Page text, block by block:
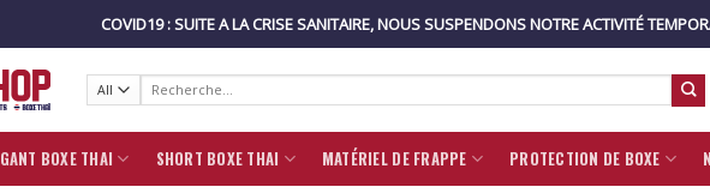
COVID19 : SUITE A LA CRISE SANITAIRE, NOUS SUSPENDONS NOTRE ACTIVITÉ
Recherche
pour :
GANT BOXE THAI SHORT BOXE THAI MATÉRIEL DE FRAPPE PROTECTION DE BOXE